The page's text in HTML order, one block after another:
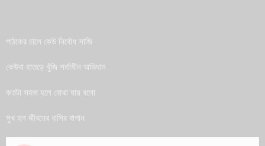
পাঠকের চালে কেউ নির্বোধ সাজি
কেউবা হাতড়ে খুঁজি শর্তাধীন অভিধান
কতটা সহজ হলে বোঝা যায় বলো
সুখ হল জীবনের বাসির বাগান
WhatsApp